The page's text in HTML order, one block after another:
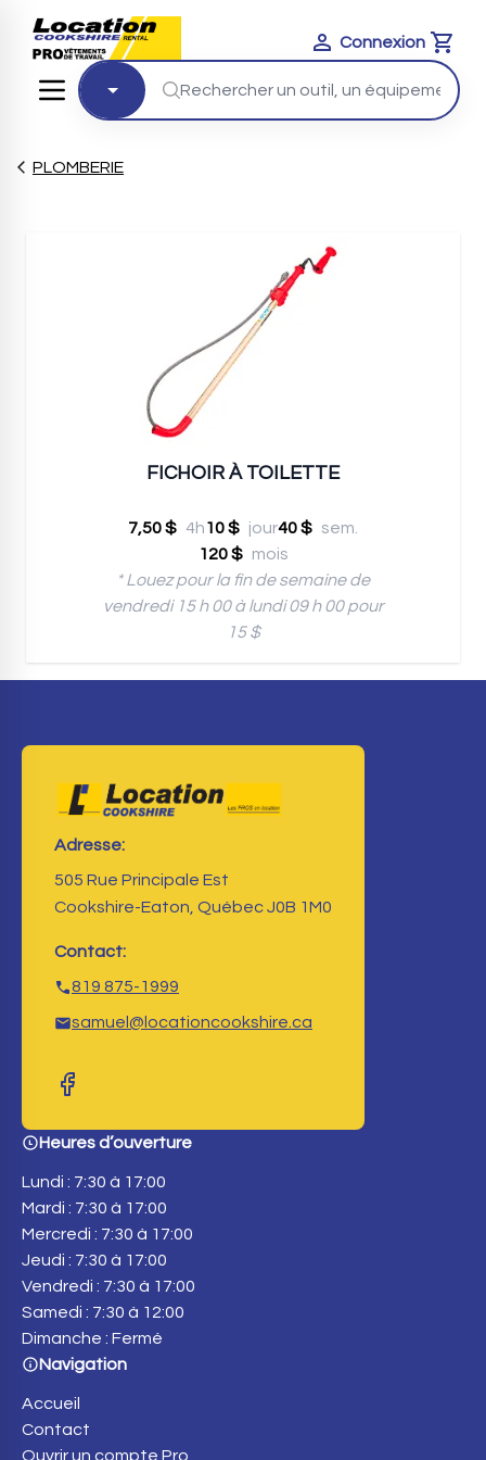
Connexion
Cart
PLOMBERIE
FICHOIR À TOILETTE
7,50 $ 4h10 $ jour40 $ sem.
120 $ mois
* Louez pour la fin de semaine de
vendredi 15 h 00 à lundi 09 h 00 pour
15 $
Adresse:
505 Rue Principale Est
Cookshire-Eaton, Québec J0B 1M0
Contact:
819 875-1999
samuel@locationcookshire.ca
Heures d’ouverture
Lundi : 7:30 à 17:00
Mardi : 7:30 à 17:00
Mercredi : 7:30 à 17:00
Jeudi : 7:30 à 17:00
Vendredi : 7:30 à 17:00
Samedi : 7:30 à 12:00
Dimanche : Fermé
Navigation
Accueil
Contact
Ouvrir un compte Pro